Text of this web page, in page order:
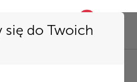
do Twoich
favorite